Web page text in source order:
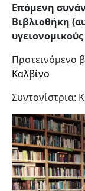
Επόμενη
Βιβλιοθήκη
Προτεινόμενο
Καλβίνο
Συντονίστρια: